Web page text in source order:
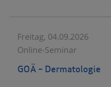
Freitag, 04.09.2026
Online-Seminar
GOÄ – Dermatologie